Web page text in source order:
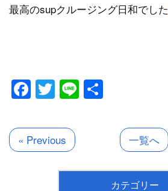
最高のsupクルージング日和でした
Facebook
Twitter
Line
« Previous 一覧へ
カテゴリー